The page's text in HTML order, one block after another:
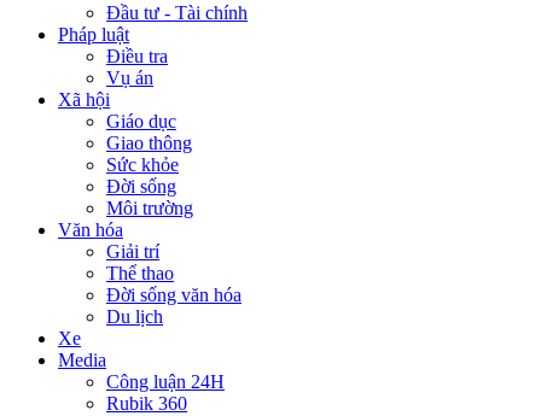
Đầu tư - Tài chính
Pháp luật
Điều tra
Vụ án
Xã hội
Giáo dục
Giao thông
Sức khỏe
Đời sống
Môi trường
Văn hóa
Giải trí
Thể thao
Đời sống văn hóa
Du lịch
Xe
Media
Công luận 24H
Rubik 360